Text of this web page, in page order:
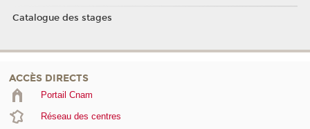
Catalogue des stages
ACCÈS DIRECTS
Portail Cnam
Réseau des centres